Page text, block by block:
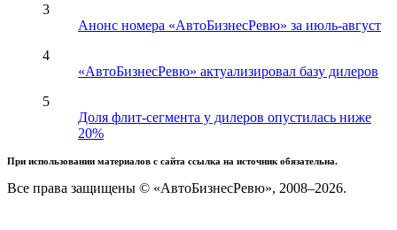
3
Анонс номера «АвтоБизнесРевю» за июль-август
4
«АвтоБизнесРевю» актуализировал базу дилеров
5
Доля флит-сегмента у дилеров опустилась ниже
20%
При использовании материалов с сайта ссылка на источник обязательна.
Все права защищены © «АвтоБизнесРевю», 2008–2026.